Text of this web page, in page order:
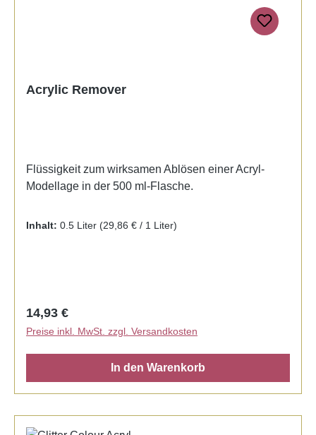
Acrylic Remover
Flüssigkeit zum wirksamen Ablösen einer Acryl-
Modellage in der 500 ml-Flasche.
Inhalt: 0.5 Liter (29,86 € / 1 Liter)
Regulärer Preis:
14,93 €
Preise inkl. MwSt. zzgl. Versandkosten
In den Warenkorb